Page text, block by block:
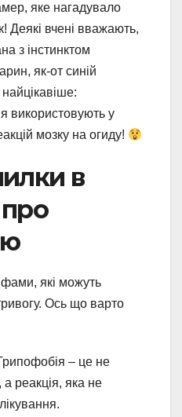
яке нагадувало
Деякі вчені вважають,
з інстинктом
як-от синій
найцікавіше:
використовують у
мозку на огиду!
в
які можуть
Ось що варто
– це не
а реакція, яка не